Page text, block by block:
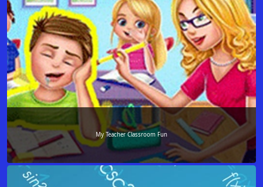
My Teacher Classroom Fun